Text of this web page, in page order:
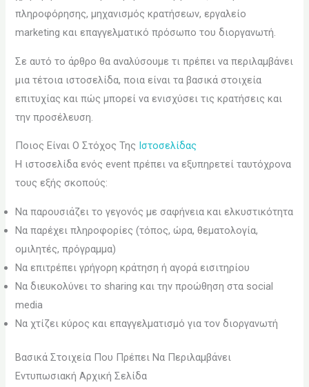
πληροφόρησης, μηχανισμός κρατήσεων, εργαλείο
marketing και επαγγελματικό πρόσωπο του διοργανωτή.
Σε αυτό το άρθρο θα αναλύσουμε τι πρέπει να περιλαμβάνει
μια τέτοια ιστοσελίδα, ποια είναι τα βασικά στοιχεία
επιτυχίας και πώς μπορεί να ενισχύσει τις κρατήσεις και
την προσέλευση.
Ποιος Είναι Ο Στόχος Της Ιστοσελίδας
Η ιστοσελίδα ενός event πρέπει να εξυπηρετεί ταυτόχρονα
τους εξής σκοπούς:
Να παρουσιάζει το γεγονός με σαφήνεια και ελκυστικότητα
Να παρέχει πληροφορίες (τόπος, ώρα, θεματολογία,
ομιλητές, πρόγραμμα)
Να επιτρέπει γρήγορη κράτηση ή αγορά εισιτηρίου
Να διευκολύνει το sharing και την προώθηση στα social
media
Να χτίζει κύρος και επαγγελματισμό για τον διοργανωτή
Βασικά Στοιχεία Που Πρέπει Να Περιλαμβάνει
Εντυπωσιακή Αρχική Σελίδα